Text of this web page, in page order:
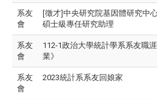
系友
會
[徵才]中央研究院基因體研究中
碩士級專任研究助理
系友
會
112-1政治大學統計學系系友職
業》
系友
會
2023統計系系友回娘家